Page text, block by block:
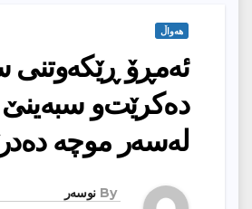
هەواڵ
ئه‌مڕۆ ڕێكه‌وتنى
ده‌كرێت‌و سبه‌ینێ
له‌سه‌ر موچه‌
By نوسەر